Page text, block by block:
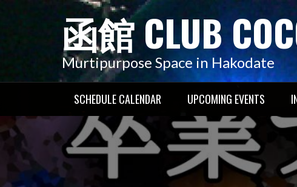
へ
キ
ッ
函館 CLUB
Murtipurpose Space in Hakodate
SCHEDULE CALENDAR UPCOMING EVENTS